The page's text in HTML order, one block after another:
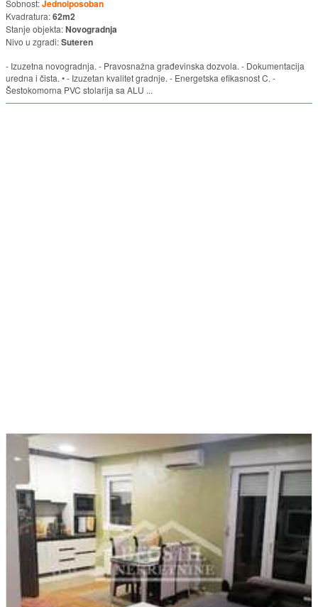
Sobnost:Jednoiposoban
Kvadratura:62m2
Stanje objekta:Novogradnja
Nivo u zgradi:Suteren
- Izuzetna novogradnja. - Pravosnažna građevinska dozvola. - Dokumentacija
uredna i čista. • - Izuzetan kvalitet gradnje. - Energetska efikasnost C. -
Šestokomorna PVC stolarija sa ALU ...